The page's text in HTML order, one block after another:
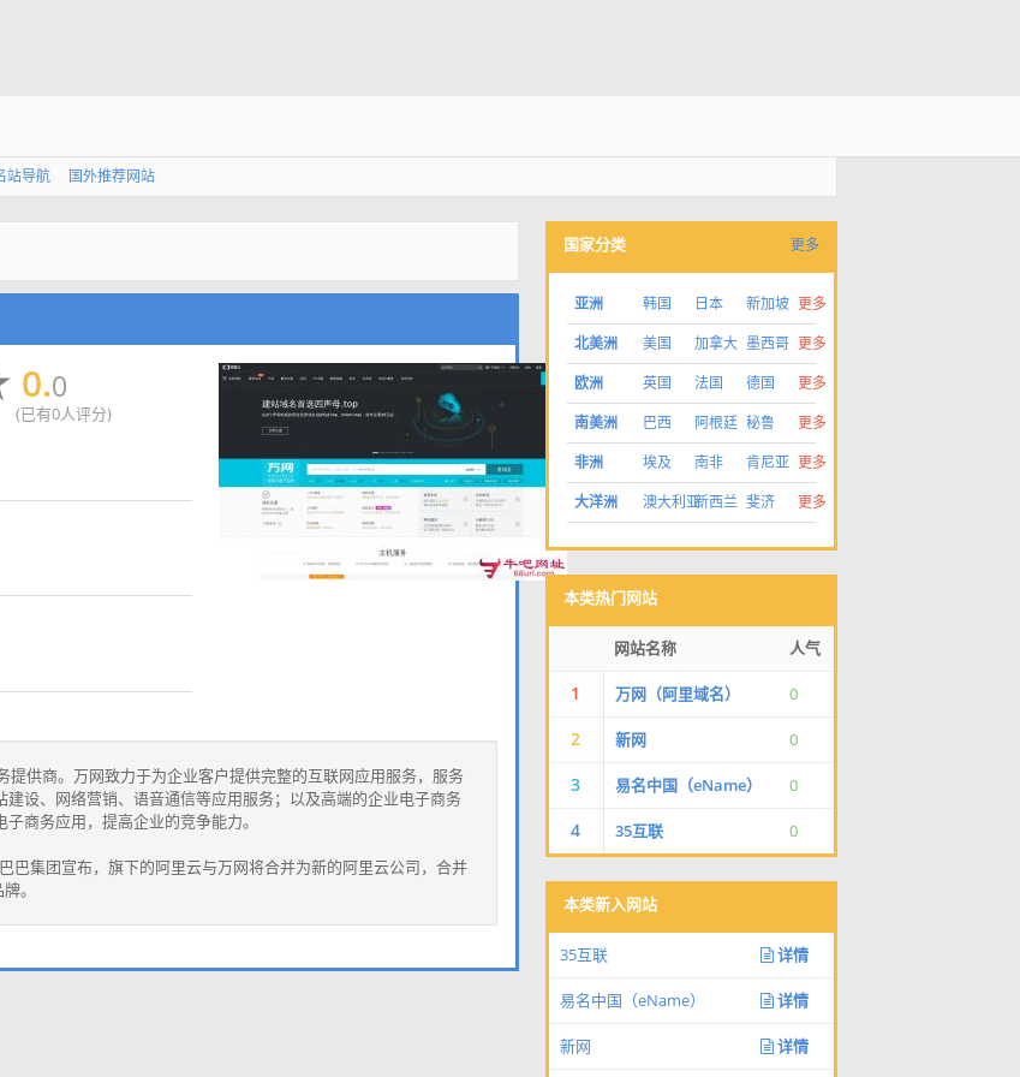
站导航 国外推荐网站
0.0
(已有0人评分)
供商。万网致力于为企业客户提供完整的互联网应用服务，服务
设、网络营销、语音通信等应用服务；以及高端的企业电子商务
商务应用，提高企业的竞争能力。
巴集团宣布，旗下的阿里云与万网将合并为新的阿里云公司，合并
。
国家分类 更多
亚洲 韩国 日本 新加坡 更多
北美洲
美国 加拿大 墨西哥 更多
欧洲
英国 法国 德国
更多
南美洲
巴西 阿根廷 秘鲁
更多
非洲
埃及 南非 肯尼亚 更多
大洋洲
澳大利亚新西兰 斐济 更多
本类热门网站
网站名称 人气
1 万网（阿里域名） 0
2 新网 0
3 易名中国（eName） 0
4 35互联 0
本类新入网站
35互联 详情
易名中国（eName） 详情
新网 详情